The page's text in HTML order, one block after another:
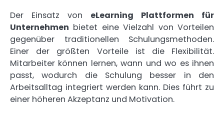
Der Einsatz von eLearning Plattformen für
Unternehmen bietet eine Vielzahl von Vorteilen
gegenüber traditionellen Schulungsmethoden.
Einer der größten Vorteile ist die Flexibilität.
Mitarbeiter können lernen, wann und wo es ihnen
passt, wodurch die Schulung besser in den
Arbeitsalltag integriert werden kann. Dies führt zu
einer höheren Akzeptanz und Motivation.